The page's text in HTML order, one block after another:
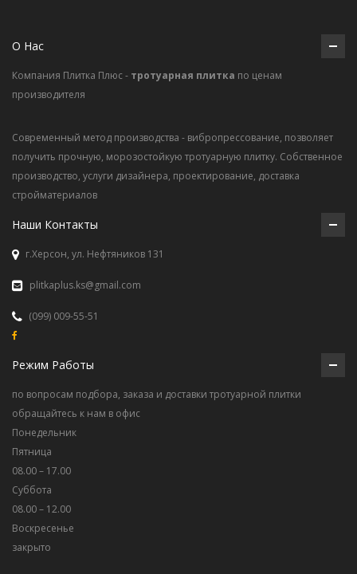
О Нас
Компания Плитка Плюс - тротуарная плитка по ценам
производителя
Современный метод производства - вибропрессование, позволяет
получить прочную, морозостойкую тротуарную плитку. Собственное
производство, услуги дизайнера, проектирование, доставка
стройматериалов
Наши Контакты
г.Херсон, ул. Нефтяников 131
plitkaplus.ks@gmail.com
(099) 009-55-51
Режим Работы
по вопросам подбора, заказа и доставки тротуарной плитки
обращайтесь к нам в офис
Понедельник
Пятница
08.00 – 17.00
Суббота
08.00 – 12.00
Воскресенье
закрыто